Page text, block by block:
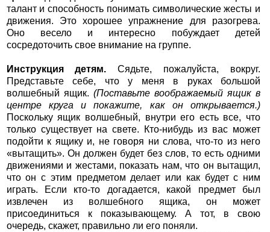
талант и способность понимать символические жесты и
движения. Это хорошее упражнение для разогрева.
Оно весело и интересно побуждает детей
сосредоточить свое внимание на группе.
Инструкция детям. Сядьте, пожалуйста, вокруг.
Представьте себе, что у меня в руках большой
волшебный ящик. (Поставьте воображаемый ящик в
центре круга и покажите, как он открывается.)
Поскольку ящик волшебный, внутри его есть все, что
только существует на свете. Кто-нибудь из вас может
подойти к ящику и, не говоря ни слова, что-то из него
«вытащить». Он должен будет без слов, то есть одними
движениями и жестами, показать нам, что он вытащил,
что он с этим предметом делает или как будет с ним
играть. Если кто-то догадается, какой предмет был
извлечен из волшебного ящика, он может
присоединиться к показывающему. А тот, в свою
очередь, скажет, правильно ли его поняли.